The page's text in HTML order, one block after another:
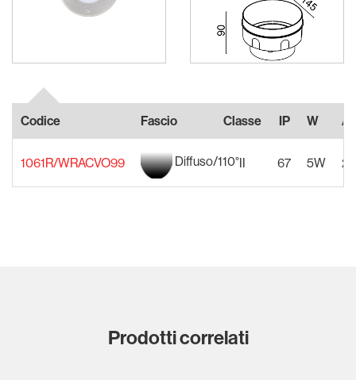
Codice Fascio Classe IP W
1061R/WRACVO99 Diffuso/110°II 67 5W
Prodotti correlati